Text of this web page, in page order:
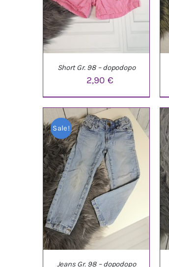
IN DEN WARENKORB
/
DETAILS
Short Gr. 98 – dopodopo
2,90€
Sale!
Jeans Gr. 98 – dopodopo